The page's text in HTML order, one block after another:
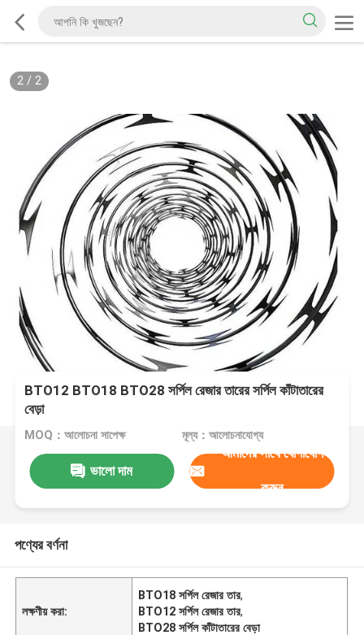
2/ 2
BTO12 BTO18 BTO28 সর্পিল রেজার তারের সর্পিল কাঁটাতারের
বেড়া
MOQ：আলোচনা সাপেক্ষ মূল্য：আলোচনাযোগ্য
ভালো দাম
আমাদের সাথে যোগাযোগ
করুন
পণ্যের বর্ণনা
লক্ষণীয় করা:
BTO18 সর্পিল রেজার তার,
BTO12 সর্পিল রেজার তার,
BTO28 সর্পিল কাঁটাতারের বেড়া